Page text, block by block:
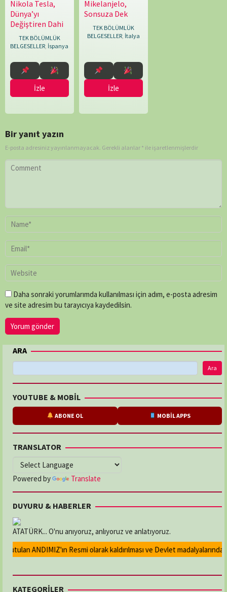
Nikola Tesla,
Dünya’yı
Değiştiren Dahi
TEK BÖLÜMLÜK
BELGESELLER İspanya
08.09.2023
Biografías
YT
İzle
Mikelanjelo,
Sonsuza Dek
TEK BÖLÜMLÜK
BELGESELLER, İtalya
20.09.2017
Emanuele
Imbucci
İzle
Bir yanıt yazın
E-posta adresiniz yayınlanmayacak. Gerekli alanlar * ile işaretlenmişlerdir
Daha sonraki yorumlarımda kullanılması için adım, e-posta adresim
ve site adresim bu tarayıcıya kaydedilsin.
ARA
Ara
YOUTUBE & MOBİL
ABONE OL MOBİL APPS
TRANSLATOR
Powered by Translate
DUYURU & HABERLER
ATATÜRK... O'nu anıyoruz, anlıyoruz ve anlatıyoruz.
ANDIMIZ'ın Resmi olarak kaldırılması ve Devlet madalyalarındaki
KATEGORİLER